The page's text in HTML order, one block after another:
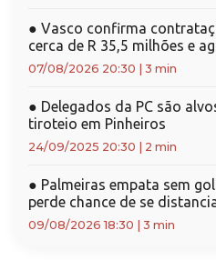
● Vasco confirma
cerca de R 35,5 milhões e
07/08/2026 20:30 3 min
● Delegados da PC são
tiroteio em Pinheiros
24/09/2025 20:30 2 min
● Palmeiras empata sem
perde chance de se
09/08/2026 18:30 3 min